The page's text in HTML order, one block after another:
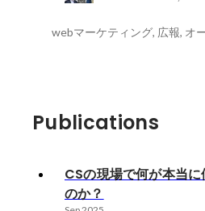
Publications
CSの現場で何が本当
のか？